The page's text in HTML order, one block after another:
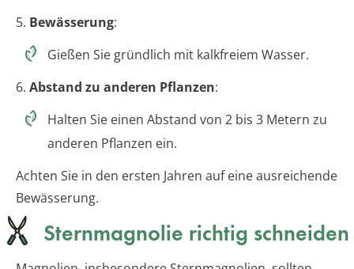
5. Bewässerung:
Gießen Sie gründlich mit kalkfreiem Wasser.
6. Abstand zu anderen Pflanzen:
Halten Sie einen Abstand von 2 bis 3 Metern zu
anderen Pflanzen ein.
Achten Sie in den ersten Jahren auf eine ausreichende
Bewässerung.
Sternmagnolie richtig schneiden